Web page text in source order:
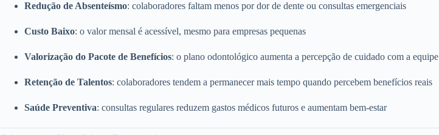
Redução de Absenteísmo: colaboradores faltam menos por dor de dente ou consultas emergenciais
Custo Baixo: o valor mensal é acessível, mesmo para empresas pequenas
Valorização do Pacote de Benefícios: o plano odontológico aumenta a percepção de cuidado com a equipe
Retenção de Talentos: colaboradores tendem a permanecer mais tempo quando percebem benefícios reais
Saúde Preventiva: consultas regulares reduzem gastos médicos futuros e aumentam bem-estar